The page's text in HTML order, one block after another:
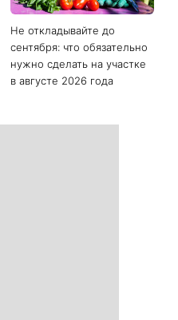
Не откладывайте до
сентября: что обязательно
нужно сделать на участке
в августе 2026 года